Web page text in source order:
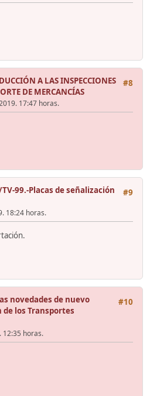
#8
A LAS INSPECCIONES
DE MERCANCÍAS
17:47 horas.
#9
99.-Placas de señalización
18:24 horas.
#10
novedades de nuevo
los Transportes
12:35 horas.